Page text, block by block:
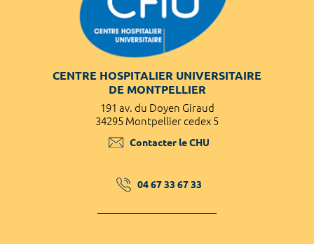
CENTRE HOSPITALIER UNIVERSITAIRE
DE MONTPELLIER
191 av. du Doyen Giraud
34295 Montpellier cedex 5
Contacter le CHU
04 67 33 67 33